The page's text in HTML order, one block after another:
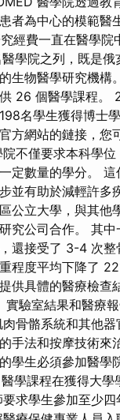
者為中心的模範醫
經費一直在醫學院
學院之列，既是俄
生物醫學研究機構。
26 個醫學課程。
名學生獲得博士
方網站的鏈接，您
不僅要求本科學位
定數量的學分。
並有助於減輕許多
公立大學，與其他
究公司合作。 其中
還接受了 3-4 次整
程度平均下降了
供具體的醫療檢查
實驗室結果和醫療
骨骼系統和其他器
手法和按摩技術來
學生必須參加醫學
醫學課程在獲得大學
求學生參加至少